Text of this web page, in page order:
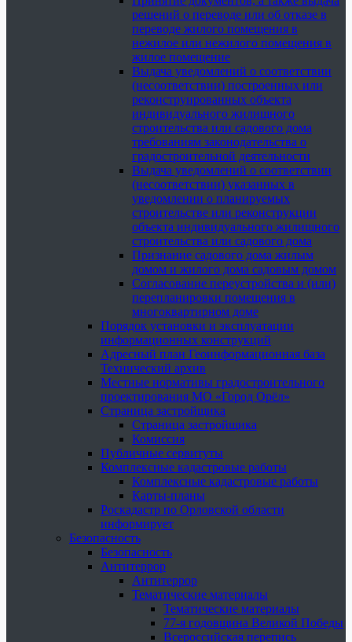
решений о переводе или об отказе в
переводе жилого помещения в
нежилое или нежилого помещения в
жилое помещение
Выдача уведомлений о соответствии
(несоответствии) построенных или
реконструированных объекта
индивидуального жилищного
строительства или садового дома
требованиям законодательства о
градостроительной деятельности
Выдача уведомлений о соответствии
(несоответствии) указанных в
уведомлении о планируемых
строительстве или реконструкции
объекта индивидуального жилищного
строительства или садового дома
Признание садового дома жилым
домом и жилого дома садовым домом
Согласование переустройства и (или)
перепланировки помещения в
многоквартирном доме
Порядок установки и эксплуатации
информационных конструкций
Адресный план Геоинформационная база
Технический архив
Местные нормативы градостроительного
проектирования МО «Город Орёл»
Страница застройщика
Страница застройщика
Комиссия
Публичные сервитуты
Комплексные кадастровые работы
Комплексные кадастровые работы
Карты-планы
Роскадастр по Орловской области
информирует
Безопасность
Безопасность
Антитеррор
Антитеррор
Тематические материалы
Тематические материалы
77-я годовщина Великой Победы
Всероссийская перепись